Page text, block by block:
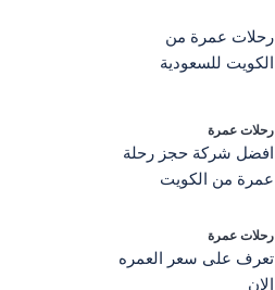
رحلات عمرة من
الكويت للسعودية
رحلات عمرة
افضل شركة حجز رحلة
عمرة من الكويت
رحلات عمرة
تعرف على سعر العمره
الان